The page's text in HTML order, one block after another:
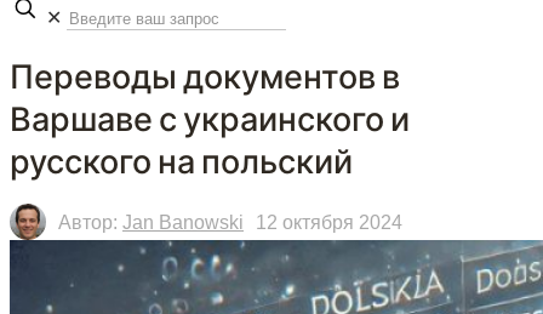
✕
Переводы документов в
Варшаве с украинского и
русского на польский
Автор: Jan Banowski 12 октября 2024